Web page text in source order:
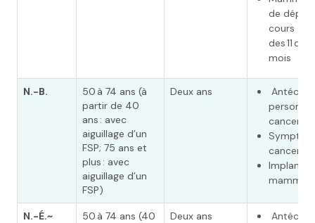
de
cours
des 11
mois
N.-B.
50 à 74 ans (à
partir de 40
ans : avec
aiguillage d’un
FSP; 75 ans et
plus : avec
aiguillage d’un
FSP)
Deux ans
cancer
cancer
Implants
N.-É.~
50 à 74 ans (40
Deux ans